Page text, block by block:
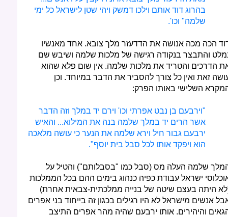
בהרוג דוד אותם וילכו דמשק ויהי שטן לישראל כל ימי
שלמה" וכו'.
הכה מכה אנושה את הדדעזר מלך צובא. אחד מאנשיו
והתבצר בנקודה רגישה של מלכות שלמה ושיבש שם
הדרכים והטריד את מלכות שלמה. אין שום פלא שהוא
זאת ואין כל צורך להסביר את הדבר במיוחד. וכן
השלישי באותו הפרק:
"וירבעם בן נבט אפרתי וכו' וירם יד במלך וזה הדבר
אשר הרים יד במלך שלמה בנה את המילוא... והאיש
ירבעם גבור חיל וירא שלמה את הנער כי עושה מלאכה
הוא ויפקד אותו לכל סבל בית יוסף".
שלמה העלה מס (סבל כמו "בסבלותם") והטיל על
ישראל עבודת כפיה כנהוג בימים ההם בכל הממלכות
היתה בעצם שיטה של בנייה ממלכתית-צבאית אחרת)
אנשים מישראל לא היו רגילים בכגון זה בייחוד בני אפרים
והיהירים. אותו ירבעם שהיה מהר אפרים התיצב